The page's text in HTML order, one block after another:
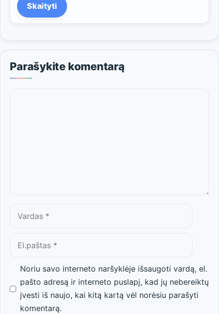
Skaityti
Parašykite komentarą
Komentaras
Vardas
El.paštas
Noriu savo interneto naršyklėje išsaugoti vardą, el.
pašto adresą ir interneto puslapį, kad jų nebereiktų
įvesti iš naujo, kai kitą kartą vėl norėsiu parašyti
komentarą.